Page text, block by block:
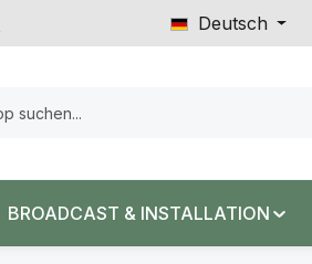
Deutsch
BROADCAST & INSTALLATION